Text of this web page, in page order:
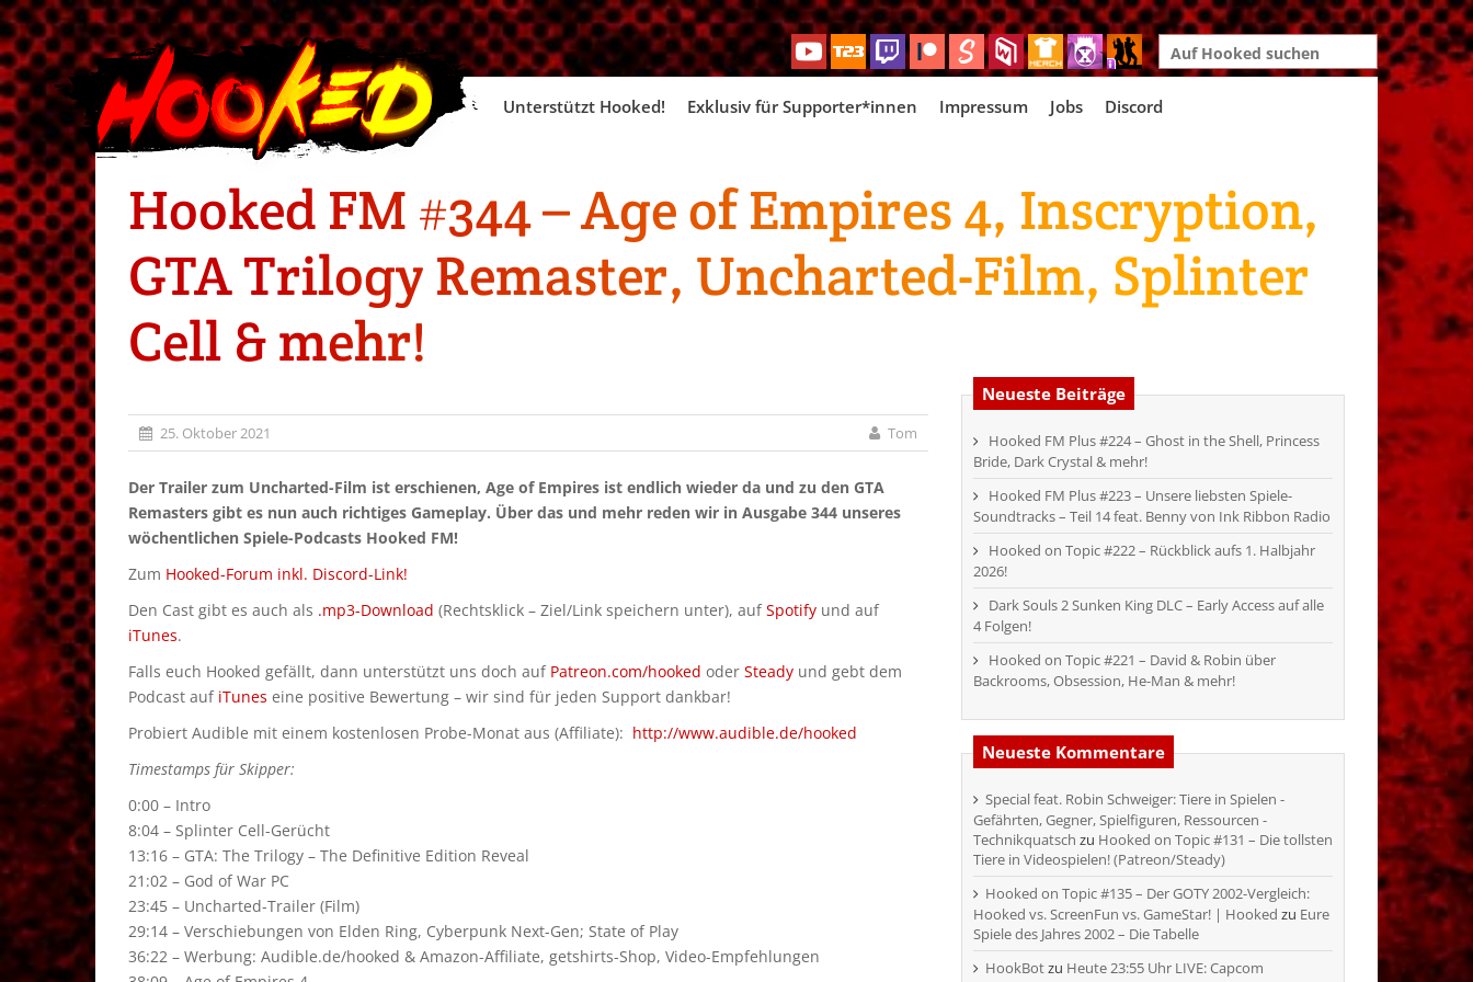
Search
for:
Skip
Unterstützt Hooked! Exklusiv für Supporter*innen Impressum Jobs Discord
Hooked FM #344 – Age of Empires 4, Inscryption,
GTA Trilogy Remaster, Uncharted-Film, Splinter
Cell & mehr!
25. Oktober 2021 Tom
Der Trailer zum Uncharted-Film ist erschienen, Age of Empires ist endlich wieder da und zu den GTA
Remasters gibt es nun auch richtiges Gameplay. Über das und mehr reden wir in Ausgabe 344 unseres
wöchentlichen Spiele-Podcasts Hooked FM!
Zum Hooked-Forum inkl. Discord-Link!
Den Cast gibt es auch als .mp3-Download (Rechtsklick – Ziel/Link speichern unter), aufSpotify und auf
iTunes.
Falls euch Hooked gefällt, dann unterstützt uns doch auf Patreon.com/hooked oder Steady und gebt dem
Podcast auf iTunes eine positive Bewertung – wir sind für jeden Support dankbar!
Probiert Audible mit einem kostenlosen Probe-Monat aus (Affiliate): http://www.audible.de/hooked
Timestamps für Skipper:
0:00 – Intro
8:04 – Splinter Cell-Gerücht
13:16 – GTA: The Trilogy – The Definitive Edition Reveal
21:02 – God of War PC
23:45 – Uncharted-Trailer (Film)
29:14 – Verschiebungen von Elden Ring, Cyberpunk Next-Gen; State of Play
36:22 – Werbung: Audible.de/hooked & Amazon-Affiliate, getshirts-Shop, Video-Empfehlungen
Neueste Beiträge
Hooked FM Plus #224 – Ghost in the Shell, Princess
Bride, Dark Crystal & mehr!
Hooked FM Plus #223 – Unsere liebsten Spiele-
Soundtracks – Teil 14 feat. Benny von Ink Ribbon Radio
Hooked on Topic #222 – Rückblick aufs 1. Halbjahr
2026!
Dark Souls 2 Sunken King DLC – Early Access auf alle
4 Folgen!
Hooked on Topic #221 – David & Robin über
Backrooms, Obsession, He-Man & mehr!
Neueste Kommentare
Special feat. Robin Schweiger: Tiere in Spielen -
Gefährten, Gegner, Spielfiguren, Ressourcen -
Technikquatsch zu Hooked on Topic #131 – Die tollsten
Tiere in Videospielen! (Patreon/Steady)
Hooked on Topic #135 – Der GOTY 2002-Vergleich:
Hooked vs. ScreenFun vs. GameStar! | Hooked zu Eure
Spiele des Jahres 2002 – Die Tabelle
HookBotzu Heute 23:55 Uhr LIVE: Capcom